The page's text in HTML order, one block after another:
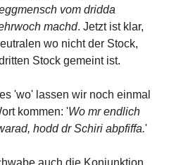
vom dridda
machd. Jetzt ist klar,
wo nicht der Stock,
Stock gemeint ist.
'wo' lassen wir noch einmal
kommen: 'Wo mr endlich
hodd dr Schiri abpfiffa.'
auch die Konjunktion